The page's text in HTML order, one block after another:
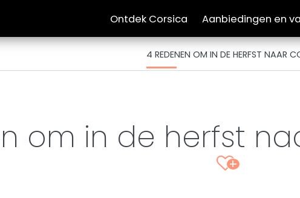
Ontdek Corsica Aanbiedingen en
4 REDENEN OM IN DE HERFST NAAR
om in de herfst
+